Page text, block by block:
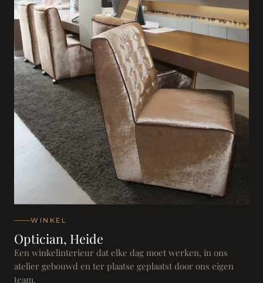
WINKEL
Optician, Heide
Een winkelinterieur dat elke dag moet werken, in ons
atelier gebouwd en ter plaatse geplaatst door ons eigen
team.